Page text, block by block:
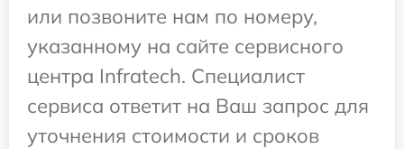
или позвоните нам по номеру,
указанному на сайте сервисного
центра Infratech. Специалист
сервиса ответит на Ваш запрос для
уточнения стоимости и сроков